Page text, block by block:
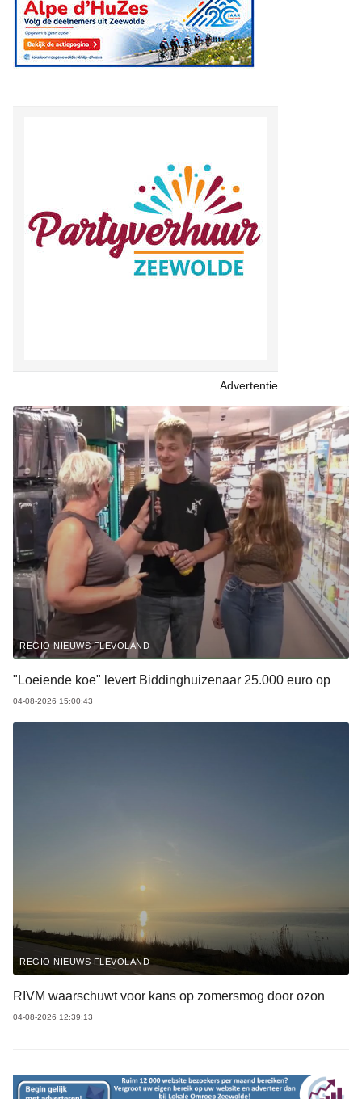
Advertentie
REGIO NIEUWS FLEVOLAND
"Loeiende koe" levert Biddinghuizenaar 25.000 euro op
04-08-2026 15:00:43
REGIO NIEUWS FLEVOLAND
RIVM waarschuwt voor kans op zomersmog door ozon
04-08-2026 12:39:13